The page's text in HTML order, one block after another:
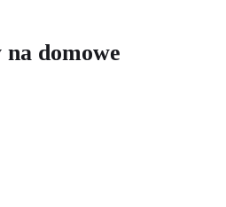
domowe